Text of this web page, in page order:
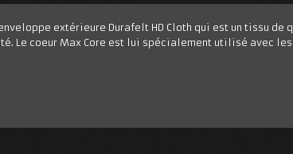
extérieure Durafelt HD Cloth qui est un tissu
Le coeur Max Core est lui spécialement utilisé avec